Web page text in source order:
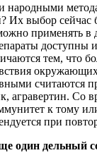
народными
Их выбор
применять
доступны
тем, что
считаются
агравертин. Со
к тому
при
один дельный